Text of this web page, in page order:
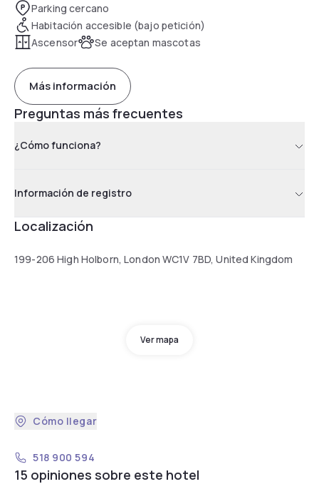
Parking cercano
Habitación accesible (bajo petición)
Ascensor
Se aceptan mascotas
Más información
Preguntas más frecuentes
¿Cómo funciona?
Información de registro
Localización
199-206 High Holborn, London WC1V 7BD, United Kingdom
Ver mapa
Cómo llegar
518 900 594
15 opiniones sobre este hotel